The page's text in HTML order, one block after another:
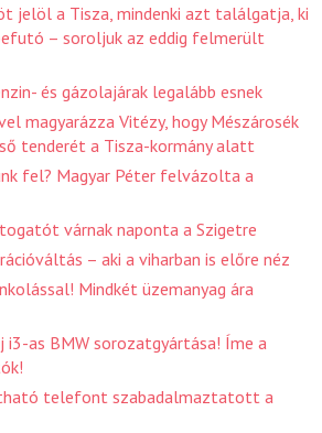
jelöl a Tisza, mindenki azt találgatja, ki
– soroljuk az eddig felmerült
és gázolajárak legalább esnek
magyarázza Vitézy, hogy Mészárosék
tenderét a Tisza-kormány alatt
fel? Magyar Péter felvázolta a
várnak naponta a Szigetre
– aki a viharban is előre néz
Mindkét üzemanyag ára
as BMW sorozatgyártása! Íme a
telefont szabadalmaztatott a